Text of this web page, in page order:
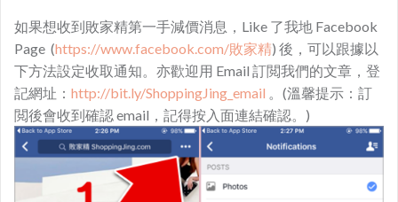
如果想收到敗家精第一手減價消息，Like 了我地 Facebook
Page (https://www.facebook.com/敗家精) 後，可以跟據以
下方法設定收取通知。亦歡迎用 Email 訂閲我們的文章，登
記網址： http://bit.ly/ShoppingJing_email 。(溫馨提示：訂
閲後會收到確認 email，記得按入面連結確認。)